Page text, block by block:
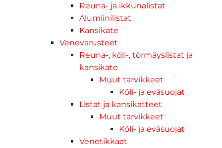
Reuna- ja ikkunalistat
Alumiinilistat
Kansikate
Venevarusteet
Reuna-, köli-, törmäyslistat ja
kansikate
Muut tarvikkeet
Köli- ja eväsuojat
Listat ja kansikatteet
Muut tarvikkeet
Köli- ja eväsuojat
Venetikkaat